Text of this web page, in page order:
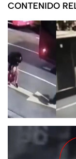
CONTENIDO